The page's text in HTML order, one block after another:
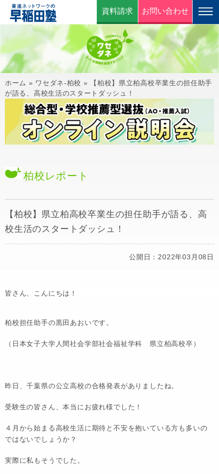
資料請求 お問い合わせ
ホーム » ワセダネ-柏校 »
【柏校】県立柏高校卒業生の担任助手
が語る、高校生活のスタートダッシュ！
柏校 レポート
【柏校】県立柏高校卒業生の担任助手が語る、高
校生活のスタートダッシュ！
公開日：2022年03月08日
皆さん、こんにちは！
柏校担任助手の黒田あおいです。
（日本女子大学人間社会学部社会福祉学科 県立柏高校卒）
昨日、千葉県の公立高校の合格発表がありましたね。
受験生の皆さん、本当にお疲れ様でした！
４月から始まる高校生活に期待と不安を抱いている方も多いの
ではないでしょうか？
実際に私もそうでした。